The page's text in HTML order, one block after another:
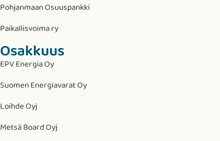
Pohjanmaan Osuuspankki
Paikallisvoima ry
Osakkuus
EPV Energia Oy
Suomen Energiavarat Oy
Loihde Oyj
Metsä Board Oyj